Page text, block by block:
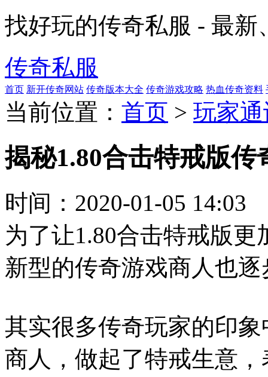
找好玩的传奇私服 - 最
传奇私服
首页 新开传奇网站 传奇版本大全 传奇游戏攻略 热血传奇资料
当前位置： 首页 > 玩家
揭秘1.80合击特戒版传
时间： 2020-01-05 14:03
为了让1.80合击特戒版
新型的传奇游戏商人也
其实很多传奇玩家的印
商人，做起了特戒生意